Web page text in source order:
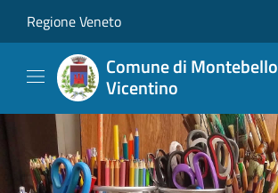
Regione Veneto
Comune di Montebello
Vicentino